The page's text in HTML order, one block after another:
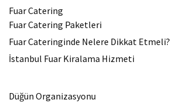
Fuar Catering
Fuar Catering Paketleri
Fuar Cateringinde Nelere Dikkat Etmeli?
İstanbul Fuar Kiralama Hizmeti
Düğün Organizasyonu